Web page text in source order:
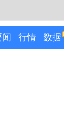
行情 数据